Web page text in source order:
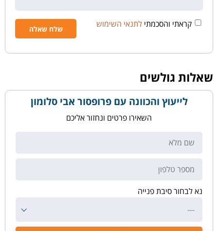
קראתי והסכמתי לתנאי השימוש
שאלות גולשים
לייעוץ והכוונה עם פרופסור אבי סלומון
השאירו פרטים ונחזור אליכם
נא לבחור סיבת פנייה
---